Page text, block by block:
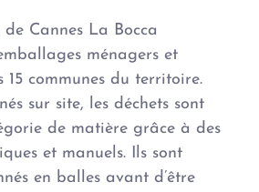
Cannes La Bocca
ménagers et
15 communes du territoire.
sur site, les déchets sont
de matière grâce à des
et manuels. Ils sont
en balles avant d’être